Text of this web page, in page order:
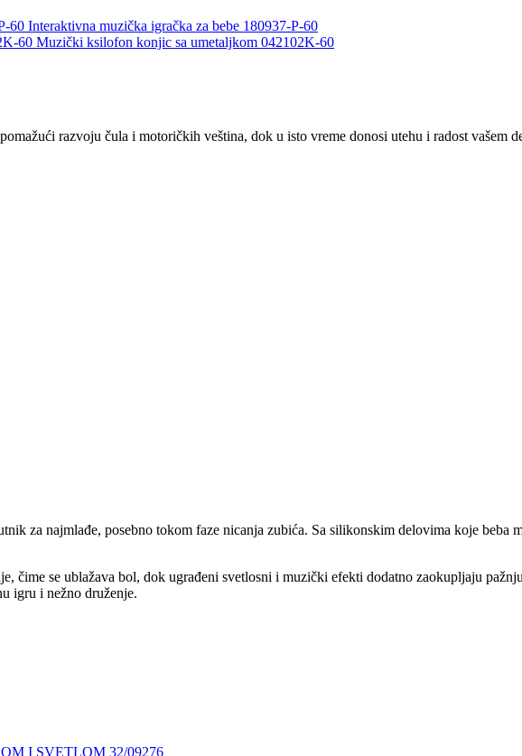
Interaktivna muzička igračka za bebe 180937-P-60
Muzički ksilofon konjic sa umetaljkom 042102K-60
razvoju čula i motoričkih veština, dok u isto vreme donosi utehu i radost vašem
za najmlađe, posebno tokom faze nicanja zubića. Sa silikonskim delovima koje beba
čime se ublažava bol, dok ugrađeni svetlosni i muzički efekti dodatno zaokupljaju
igru i nežno druženje.